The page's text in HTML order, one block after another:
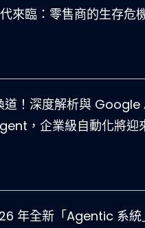
來臨：零售商的生存危
！深度解析與 Google
，企業級自動化將迎
年全新「Agentic 系統